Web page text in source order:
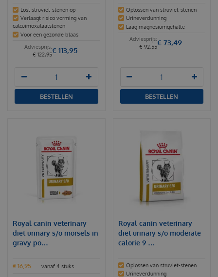
Lost struviet-stenen op
Verlaagt risico vorming van
calcuimoxalaatstenen
Voor een gezonde blaas
€ 122,95€ 113,95
BESTELLEN
Oplossen van struviet-stenen
Urineverdunning
Laag magnesiumgehalte
€ 92,55€ 73,49
BESTELLEN
Royal canin veterinary
diet urinary s/o morsels in
gravy po…
vanaf 4 stuks
€ 16 95
Royal canin veterinary
diet urinary s/o moderate
calorie 9 …
Oplossen van struviet-stenen
Urineverdunning